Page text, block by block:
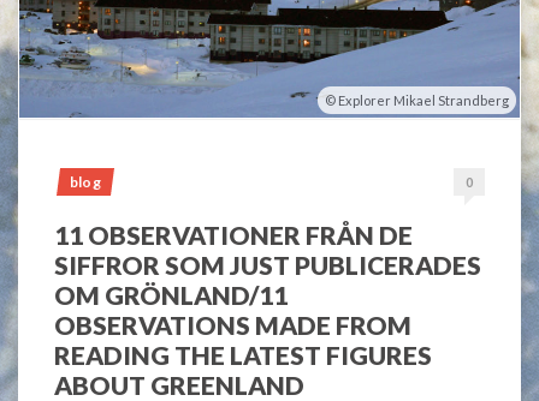
Explorer Mikael Strandberg
blog 0
11 OBSERVATIONER FRÅN DE
SIFFROR SOM JUST PUBLICERADES
OM GRÖNLAND/11
OBSERVATIONS MADE FROM
READING THE LATEST FIGURES
ABOUT GREENLAND